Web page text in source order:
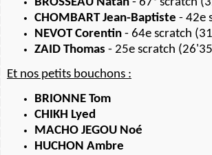
CHOMBART Jean-Baptiste - 42e
NEVOT Corentin - 64e scratch
ZAID Thomas - 25e scratch
Et nos petits bouchons :
BRIONNE Tom
CHIKH Lyed
MACHO JEGOU Noé
HUCHON Ambre